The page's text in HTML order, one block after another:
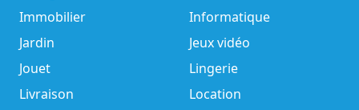
Immobilier
Informatique
Jardin
Jeux vidéo
Jouet
Lingerie
Livraison
Location